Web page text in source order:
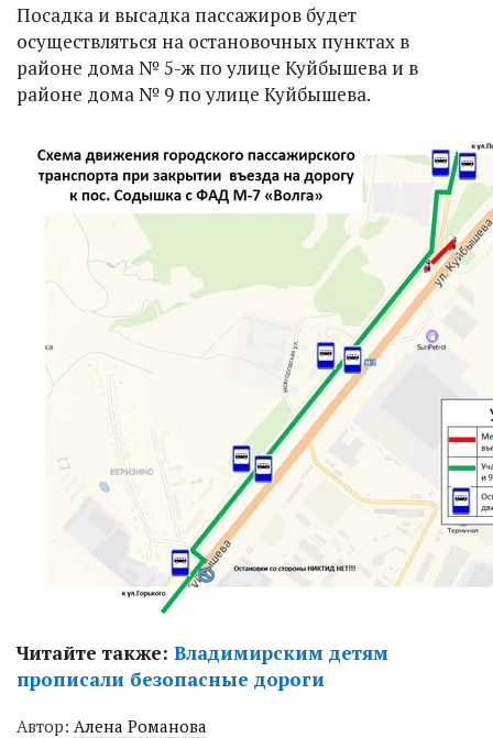
Посадка и высадка пассажиров будет
осуществляться на остановочных пунктах в
районе дома № 5-ж по улице Куйбышева и в
районе дома № 9 по улице Куйбышева.
Читайте также: Владимирским детям
прописали безопасные дороги
Автор: Алена Романова